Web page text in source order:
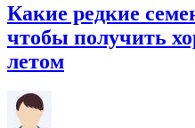
Какие редкие
чтобы получить
летом